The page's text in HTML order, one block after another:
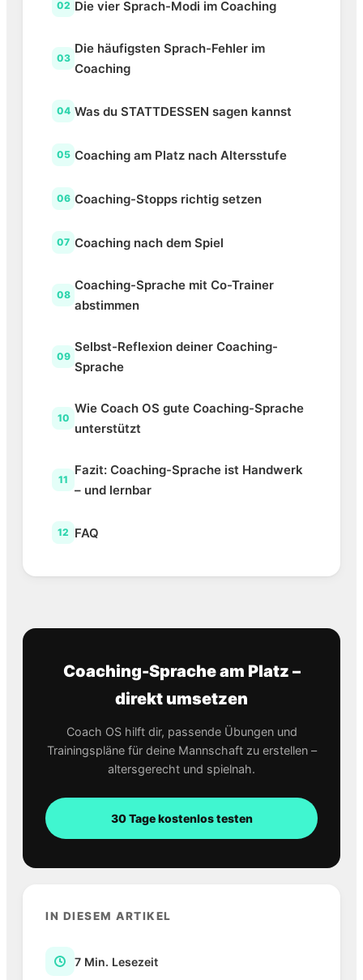
02 Die vier Sprach-Modi im Coaching
03
Die häufigsten Sprach-Fehler im
Coaching
04 Was du STATTDESSEN sagen kannst
05 Coaching am Platz nach Altersstufe
06 Coaching-Stopps richtig setzen
07 Coaching nach dem Spiel
08
Coaching-Sprache mit Co-Trainer
abstimmen
09
Selbst-Reflexion deiner Coaching-
Sprache
10
Wie Coach OS gute Coaching-Sprache
unterstützt
11
Fazit: Coaching-Sprache ist Handwerk
– und lernbar
12 FAQ
Coaching-Sprache am Platz –
direkt umsetzen
Coach OS hilft dir, passende Übungen und
Trainingspläne für deine Mannschaft zu erstellen –
altersgerecht und spielnah.
30 Tage kostenlos testen
IN DIESEM ARTIKEL
7 Min. Lesezeit